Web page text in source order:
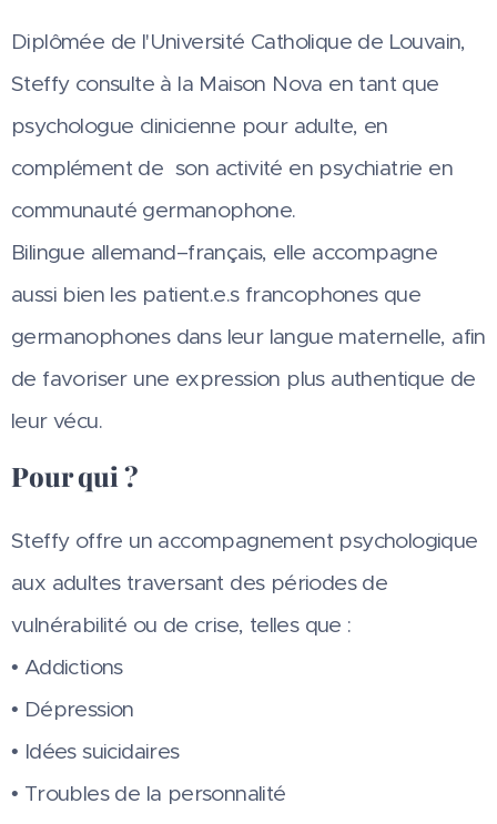
Diplômée de l'Université Catholique de Louvain,
Steffy consulte à la Maison Nova en tant que
psychologue clinicienne pour adulte, en
complément de son activité en psychiatrie en
communauté germanophone.
Bilingue allemand–français, elle accompagne
aussi bien les patient.e.s francophones que
germanophones dans leur langue maternelle, afin
de favoriser une expression plus authentique de
leur vécu.
Pour qui ?
Steffy offre un accompagnement psychologique
aux adultes traversant des périodes de
vulnérabilité ou de crise, telles que :
• Addictions
• Dépression
• Idées suicidaires
• Troubles de la personnalité